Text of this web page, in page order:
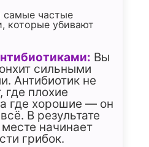
самые частые
которые убивают
Вы
сильными
Антибиотик не
где плохие
где хорошие — он
В результате
начинает
грибок.